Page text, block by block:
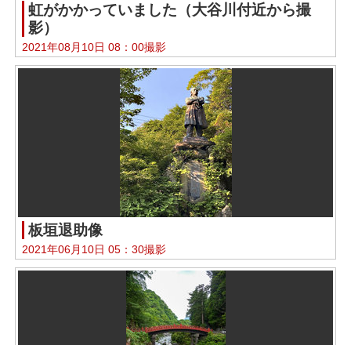
虹がかかっていました（大谷川付近から撮
影）
2021年08月10日 08：00撮影
板垣退助像
2021年06月10日 05：30撮影